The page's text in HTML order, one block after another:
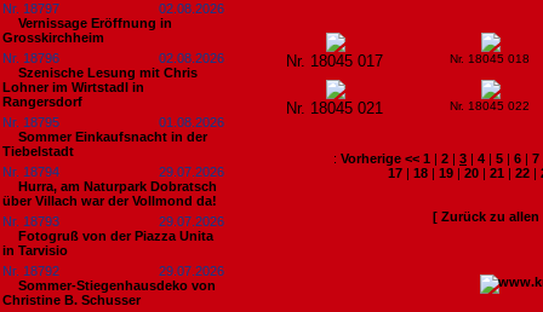
Nr. 18797
02.08.2026
Vernissage Eröffnung in
Grosskirchheim
Nr. 18796
02.08.2026
Szenische Lesung mit Chris
Lohner im Wirtstadl in
Rangersdorf
Nr. 18795
01.08.2026
Sommer Einkaufsnacht in der
Tiebelstadt
Nr. 18794
29.07.2026
Hurra, am Naturpark Dobratsch
über Villach war der Vollmond da!
Nr. 18793
29.07.2026
Fotogruß von der Piazza Unita
in Tarvisio
Nr. 18792
29.07.2026
Sommer-Stiegenhausdeko von
Christine B. Schusser
Nr. 18045 017 Nr. 18045 018
Nr. 18045 021 Nr. 18045 022
: Vorherige << 1 | 2 | 3 | 4 | 5 | 6 | 7
17 | 18 | 19 | 20 | 21 | 22 |
[ Zurück zu